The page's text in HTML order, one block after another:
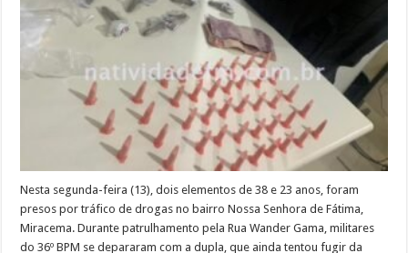
presos
por
tráfico
em
Miracema
Nesta segunda-feira (13), dois elementos de 38 e 23 anos, foram
presos por tráfico de drogas no bairro Nossa Senhora de Fátima,
Miracema. Durante patrulhamento pela Rua Wander Gama, militares
do 36º BPM se depararam com a dupla, que ainda tentou fugir da